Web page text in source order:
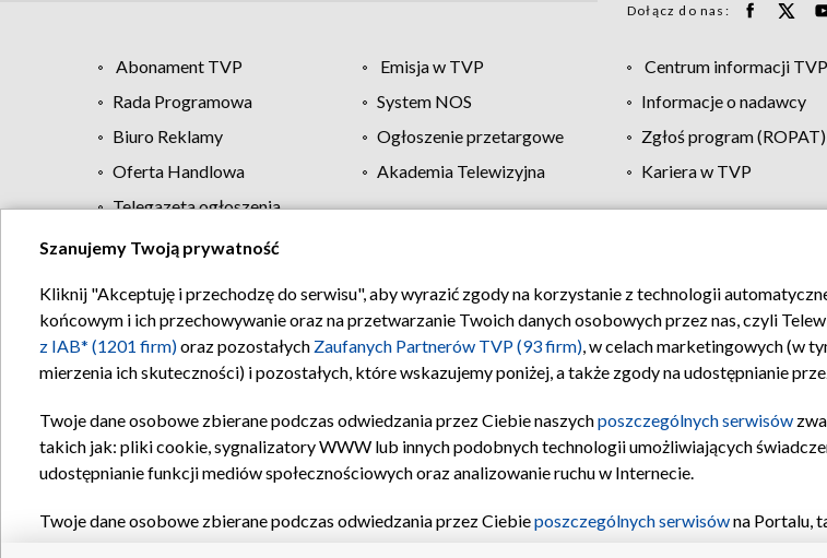
Dołącz do nas:
Abonament TVP Emisja w TVP Centrum informacji TVP
Rada Programowa
System NOS Informacje o nadawcy
Biuro Reklamy
Ogłoszenie przetargowe Zgłoś program (ROPAT)
Oferta Handlowa
Akademia Telewizyjna Kariera w TVP
Telegazeta ogłoszenia
Regulamin TVP Polityka prywatności Moje zgody
Szanujemy Twoją prywatność
Kliknij "Akceptuję i przechodzę do serwisu", aby wyrazić zgody na korzystanie z technologii
końcowym i ich przechowywanie oraz na przetwarzanie Twoich danych osobowych przez nas, czyli
z IAB* (1201 firm)oraz pozostałych Zaufanych Partnerów TVP (93 firm), w celach marketingowych (w
mierzenia ich skuteczności) i pozostałych, które wskazujemy poniżej, a także zgody na udostępnianie
Twoje dane osobowe zbierane podczas odwiedzania przez Ciebie naszychposzczególnych serwisów
takich jak: pliki cookie, sygnalizatory WWW lub innych podobnych technologii umożliwiających
udostępnianie funkcji mediów społecznościowych oraz analizowanie ruchu w Internecie.
Twoje dane osobowe zbierane podczas odwiedzania przez Ciebieposzczególnych serwisówna Portalu,